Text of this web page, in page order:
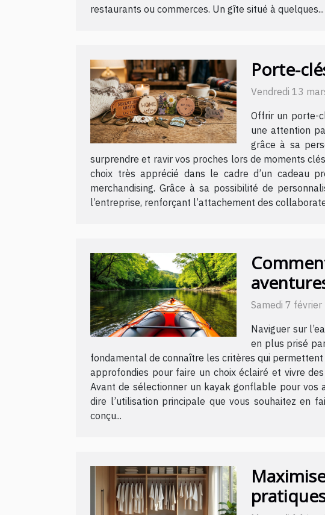
restaurants ou commerces. Un gîte situé à quelques...
Porte-
Vendredi 13
Offrir un porte-
une attention
grâce à sa
surprendre et ravir vos proches lors de moments
choix très apprécié dans le cadre d’un cadeau
merchandising. Grâce à sa possibilité de
l’entreprise, renforçant l’attachement des
Samedi 7
Naviguer sur
en plus prisé
fondamental de connaître les critères qui
approfondies pour faire un choix éclairé et vivre
Avant de sélectionner un kayak gonflable pour vos
dire l’utilisation principale que vous souhaitez en
conçu...